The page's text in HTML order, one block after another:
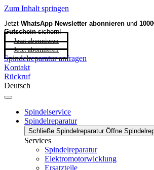
Zum Inhalt springen
Jetzt WhatsApp Newsletter abonnieren und
Gutscheinsichern!
Jetzt abonnieren
Jetzt abonnieren
Spindelreparatur anfragen
Kontakt
Rückruf
Deutsch
Spindelservice
Spindelreparatur
Schließe Spindelreparatur Öffne
Services
Spindelreparatur
Elektromotorwicklung
Ersatzteile